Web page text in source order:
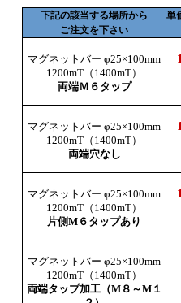
下記の該当する場所から
ご注文を下さい
単
マグネットバー φ25×100mm
1200mT（1400mT）
両端Ｍ６タップ
マグネットバー φ25×100mm
1200mT（1400mT）
両端穴なし
マグネットバー φ25×100mm
1200mT（1400mT）
片側M６タップあり
マグネットバー φ25×100mm
1200mT（1400mT）
両端タップ加工（M８～M１